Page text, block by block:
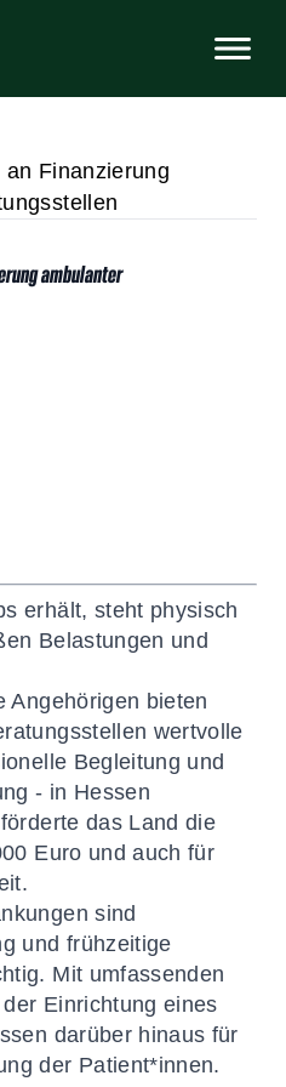
ambulanter
erhält, steht physisch
Belastungen und
Angehörigen bieten
wertvolle
Begleitung und
- in Hessen
das Land die
Euro und auch für
sind
und frühzeitige
Mit umfassenden
Einrichtung eines
darüber hinaus für
der Patient*innen.